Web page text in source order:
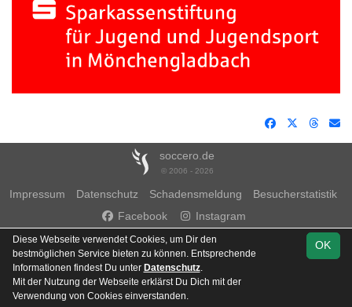
Team
soccero.de
© 2006 - 2026
Impressum Datenschutz Schadensmeldung
Besucherstatistik
Facebook
Instagram
OK
Diese Webseite verwendet Cookies, um Dir den
bestmöglichen Service bieten zu können. Entsprechende
Informationen findest Du unter Datenschutz.
Mit der Nutzung der Webseite erklärst Du Dich mit der
Verwendung von Cookies einverstanden.